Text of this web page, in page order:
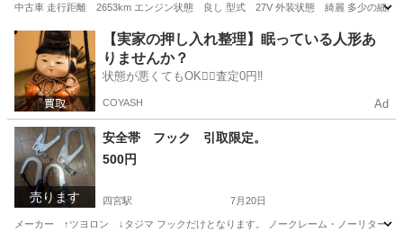
中古車 走行距離 2653km エンジン状態 良し 型式 27V 外装状態 綺麗 多少の細かな
京都 京都市 山科駅 ヤマハ ペリカンジョグ
【実家の押し入れ整理】眠っている人形あ
りませんか？
状態が悪くてもOK🙆‍♀️査定0円‼️
COYASH Ad
売ります
安全帯 フック 引取限定。
500円
四宮駅 7月20日
メーカー ↑ツヨロン ↓タジマ フックだけとなります。 ノークレーム・ノーリターン